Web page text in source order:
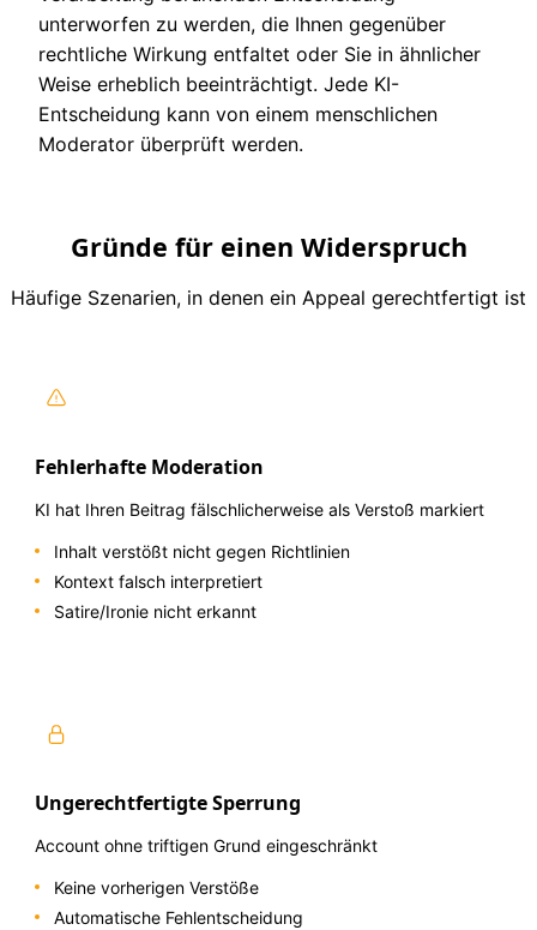
unterworfen zu werden, die Ihnen gegenüber
rechtliche Wirkung entfaltet oder Sie in ähnlicher
Weise erheblich beeinträchtigt. Jede KI-
Entscheidung kann von einem menschlichen
Moderator überprüft werden.
Gründe für einen Widerspruch
Häufige Szenarien, in denen ein Appeal gerechtfertigt ist
Fehlerhafte Moderation
KI hat Ihren Beitrag fälschlicherweise als Verstoß markiert
Inhalt verstößt nicht gegen Richtlinien
Kontext falsch interpretiert
Satire/Ironie nicht erkannt
Ungerechtfertigte Sperrung
Account ohne triftigen Grund eingeschränkt
Keine vorherigen Verstöße
Automatische Fehlentscheidung